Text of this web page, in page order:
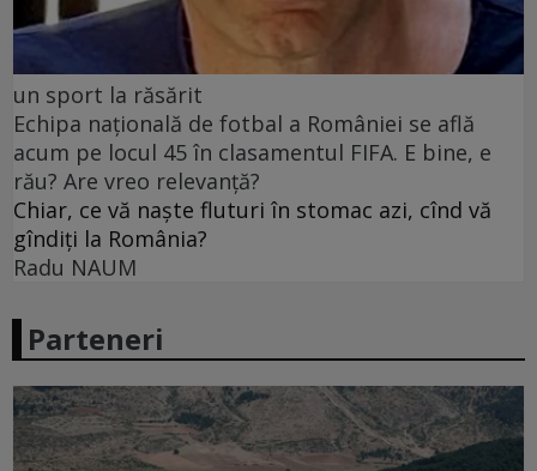
un sport la răsărit
Echipa națională de fotbal a României se află
acum pe locul 45 în clasamentul FIFA. E bine, e
rău? Are vreo relevanță?
Chiar, ce vă naște fluturi în stomac azi, cînd vă
gîndiți la România?
Radu NAUM
Parteneri